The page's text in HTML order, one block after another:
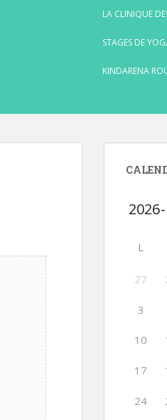
LA CLINIQUE
STAGES DE
KINDARENA
L
27
3
10
17
24